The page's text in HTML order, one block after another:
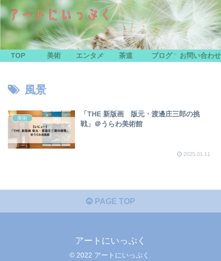
TOP 美術 エンタメ 茶道 ブログ お問い合わせ
風景
美術
「THE 新版画 版元・渡邊庄三郎の挑
戦」＠うらわ美術館
2025.01.11
PAGE TOP
アートにいっぷく
© 2022 アートにいっぷく.